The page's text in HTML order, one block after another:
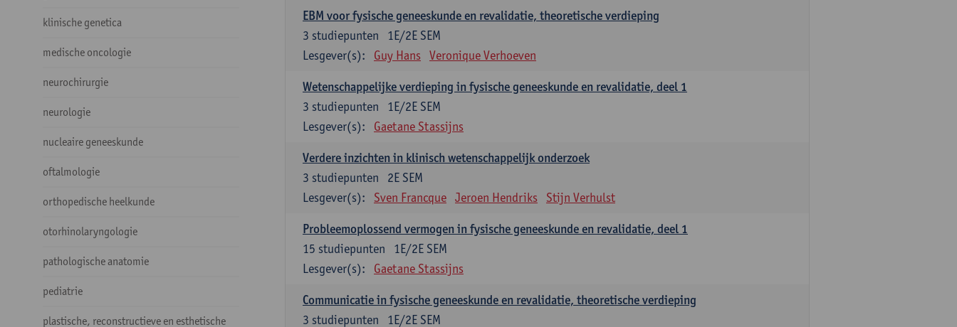
klinische genetica
medische oncologie
neurochirurgie
neurologie
nucleaire geneeskunde
oftalmologie
orthopedische heelkunde
otorhinolaryngologie
pathologische anatomie
pediatrie
plastische, reconstructieve en esthetische
EBM voor fysische geneeskunde en revalidatie, theoretische verdieping
1E/2E SEM
3 studiepunten
Lesgever(s):
Guy Hans Veronique Verhoeven
Wetenschappelijke verdieping in fysische geneeskunde en revalidatie, deel 1
1E/2E SEM
3 studiepunten
Lesgever(s):
Gaetane Stassijns
Verdere inzichten in klinisch wetenschappelijk onderzoek
2E SEM
3 studiepunten
Lesgever(s):
Sven Francque Jeroen Hendriks Stijn Verhulst
Probleemoplossend vermogen in fysische geneeskunde en revalidatie, deel 1
1E/2E SEM
15 studiepunten
Lesgever(s):
Gaetane Stassijns
Communicatie in fysische geneeskunde en revalidatie, theoretische verdieping
1E/2E SEM
3 studiepunten